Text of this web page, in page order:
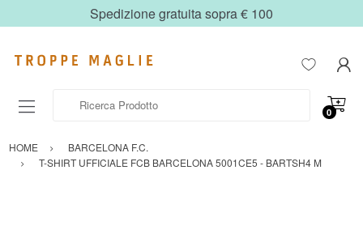
Spedizione gratuita sopra € 100
0
HOME
BARCELONA F.C.
T-SHIRT UFFICIALE FCB BARCELONA 5001CE5 - BARTSH4 M